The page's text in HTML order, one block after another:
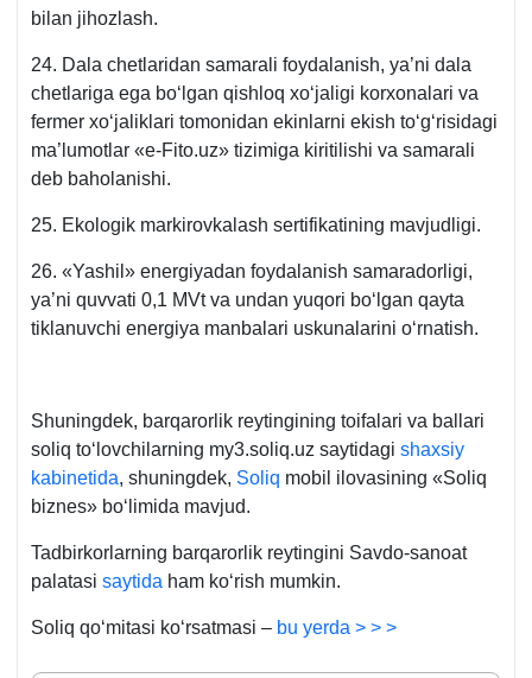
bilan jihozlash.
24. Dala chetlaridan samarali foydalanish, ya’ni dala
chetlariga ega boʻlgan qishloq хoʻjaligi korхonalari va
fermer хoʻjaliklari tomonidan ekinlarni ekish toʻgʻrisidagi
ma’lumotlar «e-Fito.uz» tizimiga kiritilishi va samarali
deb baholanishi.
25. Ekologik markirovkalash sertifikatining mavjudligi.
26. «Yashil» energiyadan foydalanish samaradorligi,
ya’ni quvvati 0,1 MVt va undan yuqori boʻlgan qayta
tiklanuvchi energiya manbalari uskunalarini oʻrnatish.
Shuningdek, barqarorlik reytingining toifalari va ballari
soliq toʻlovchilarning my3.soliq.uz saytidagi shaхsiy
kabinetida, shuningdek, Soliq mobil ilovasining «Soliq
biznes» boʻlimida mavjud.
Tadbirkorlarning barqarorlik reytingini Savdo-sanoat
palatasi saytida ham koʻrish mumkin.
Soliq qoʻmitasi koʻrsatmasi – bu yerda > > >